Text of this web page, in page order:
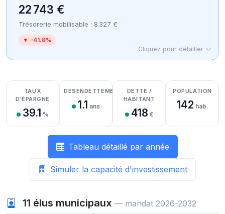
22 743 €
Trésorerie mobilisable : 8 327 €
▼ -41.8%
Cliquez pour détailler
Détail des recettes
Détail des dépenses
Détail de la trésorerie
TAUX
D'ÉPARGNE
39.1 %
DÉSENDETTEMENT
1.1 ans
DETTE /
HABITANT
418 €
POPULATION
142 hab.
Tableau détaillé par année
Simuler la capacité d'investissement
11 élus municipaux — mandat 2026-2032